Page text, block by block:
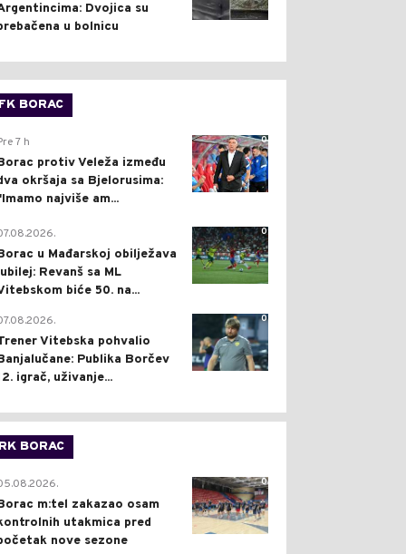
Dvojica su
u bolnicu
FK BORAC
0
7 h
protiv Veleža između
okršaja sa Bjelorusima:
najviše am...
0
u Mađarskoj obilježava
Revanš sa ML
biće 50. na...
0
Vitebska pohvalio
Publika Borčev
igrač, uživanje...
RK BORAC
0
m:tel zakazao osam
utakmica pred
nove sezone